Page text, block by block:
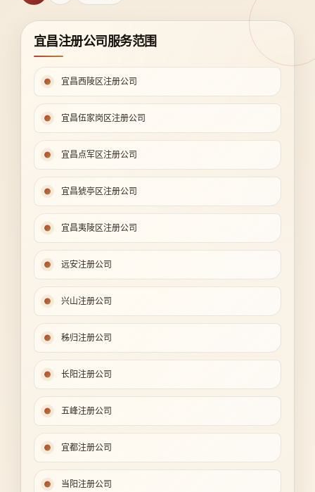
宜昌注册公司服务范围
宜昌西陵区注册公司
宜昌伍家岗区注册公司
宜昌点军区注册公司
宜昌猇亭区注册公司
宜昌夷陵区注册公司
远安注册公司
兴山注册公司
秭归注册公司
长阳注册公司
五峰注册公司
宜都注册公司
当阳注册公司